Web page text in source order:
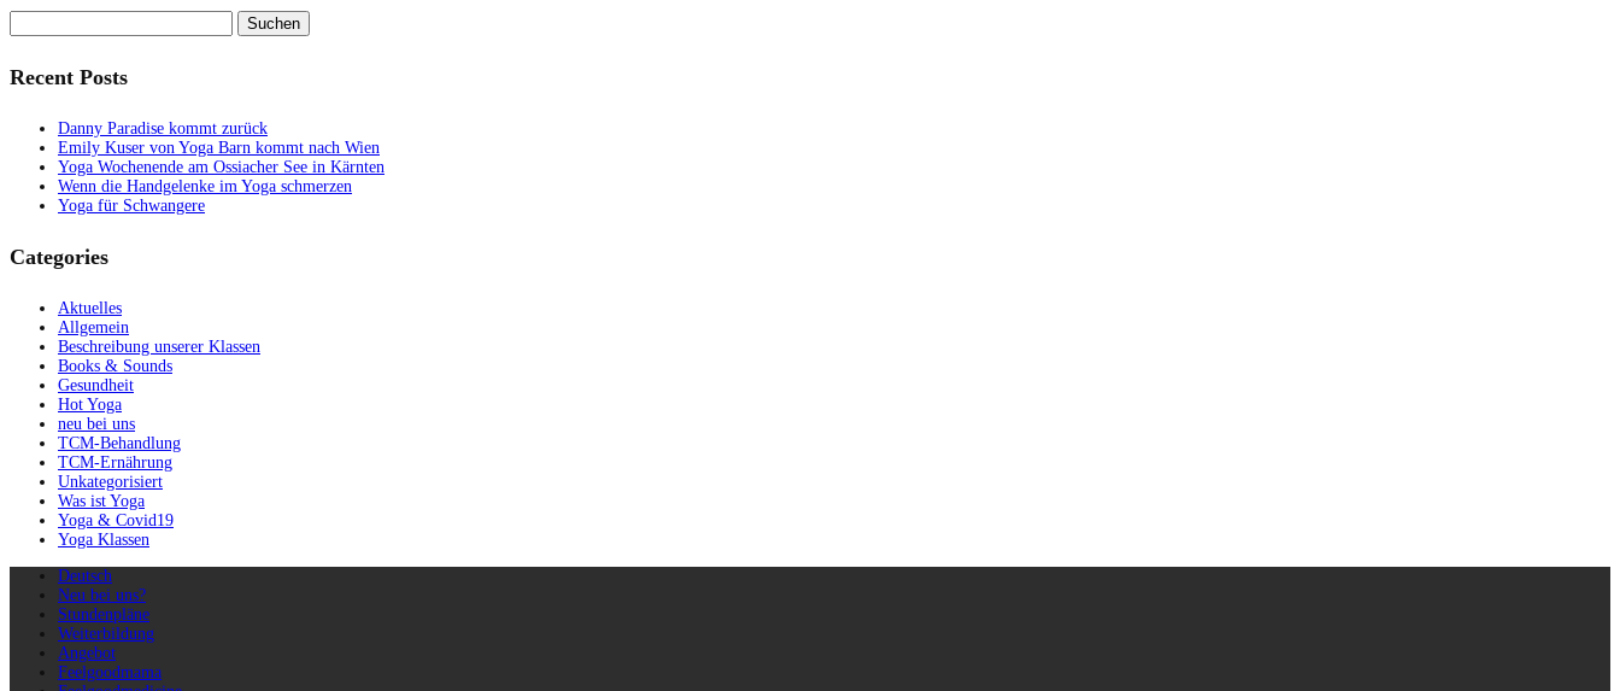
nach:
Recent Posts
Danny Paradise kommt zurück
Emily Kuser von Yoga Barn kommt nach Wien
Yoga Wochenende am Ossiacher See in Kärnten
Wenn die Handgelenke im Yoga schmerzen
Yoga für Schwangere
Categories
Aktuelles
Allgemein
Beschreibung unserer Klassen
Books & Sounds
Gesundheit
Hot Yoga
neu bei uns
TCM-Behandlung
TCM-Ernährung
Unkategorisiert
Was ist Yoga
Yoga & Covid19
Yoga Klassen
Deutsch
Neu bei uns?
Stundenpläne
Weiterbildung
Angebot
Feelgoodmama